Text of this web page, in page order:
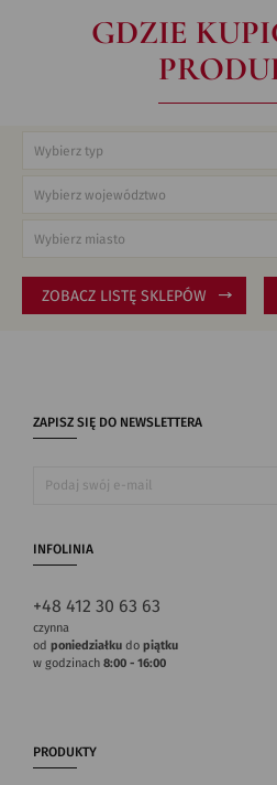
GDZIE
ZOBACZ LISTĘ SKLEPÓW
ZAPISZ SIĘ DO NEWSLETTERA
INFOLINIA
+48 412 30 63 63
czynna
od poniedziałku do piątku
w godzinach 8:00 - 16:00
PRODUKTY